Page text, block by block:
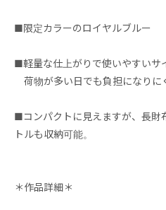
■限定カラーのロイヤルブルー
■軽量な仕上がりで使いやすいサ
荷物が多い日でも負担になりに
■コンパクトに見えますが、長財
トルも収納可能。
＊作品詳細＊